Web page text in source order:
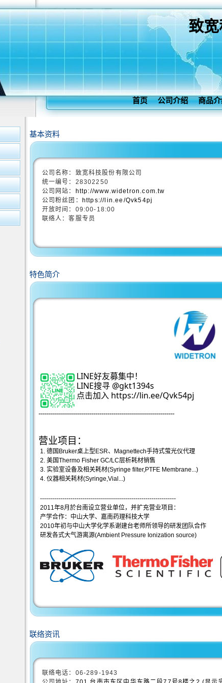
致
首页 公司介绍 商品
基本资料
公司名称：致宽科技股份有限公司
统一编号：28302250
公司网站：
http://www.widetron.com.tw
公司粉丝团： https://lin.ee/Qvk54pj
开放时间：09:00-18:00
联络人：客服专员
特色简介
LINE好友募集中！
LINE搜寻 @gkt1394s
点击加入 https://lin.ee/Qvk54pj
-------------------------------------------------------------------
营业项目：
1. 德国Bruker桌上型ESR、Magnettech手持式萤光仪代理
2. 美国Thermo Fisher GC/LC层析耗材销售
3. 实验室设备及相关耗材(Syringe filter,PTFE Membrane...)
4. 仪器相关耗材(Syringe,Vial...)
-------------------------------------------------------------------
2011年8月於台南设立营业单位，并扩充营业项目：
产学合作：中山大学、嘉南药理科技大学
2010年初与中山大学化学系谢建台老师所领导的研发团队合作
研发各式大气游离源(Ambient Pressure Ionization source)
联络资讯
联络电话：06-289-1943